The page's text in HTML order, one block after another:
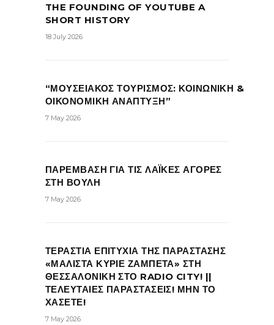
THE FOUNDING OF YOUTUBE A
SHORT HISTORY
18 July 2026
“ΜΟΥΣΕΙΑΚΟΣ ΤΟΥΡΙΣΜΟΣ: ΚΟΙΝΩΝΙΚΗ &
ΟΙΚΟΝΟΜΙΚΗ ΑΝΑΠΤΥΞΗ”
7 May 2026
ΠΑΡΕΜΒΑΣΗ ΓΙΑ ΤΙΣ ΛΑΪΚΕΣ ΑΓΟΡΕΣ
ΣΤΗ ΒΟΥΛΗ
7 May 2026
ΤΕΡΑΣΤΙΑ ΕΠΙΤΥΧΙΑ ΤΗΣ ΠΑΡΑΣΤΑΣΗΣ
«ΜΑΛΙΣΤΑ ΚΥΡΙΕ ΖΑΜΠΕΤΑ» ΣΤΗ
ΘΕΣΣΑΛΟΝΙΚΗ ΣΤΟ RADIO CITY! ||
ΤΕΛΕΥΤΑΙΕΣ ΠΑΡΑΣΤΑΣΕΙΣ! ΜΗΝ ΤΟ
ΧΑΣΕΤΕ!
7 May 2026